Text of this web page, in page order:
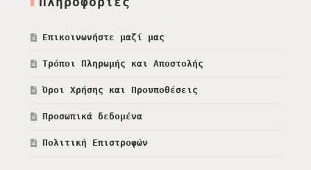
Επικοινωνήστε μαζί μας
Τρόποι Πληρωμής και Αποστολής
Όροι Χρήσης και Προυποθέσεις
Προσωπικά δεδομένα
Πολιτική Επιστροφών